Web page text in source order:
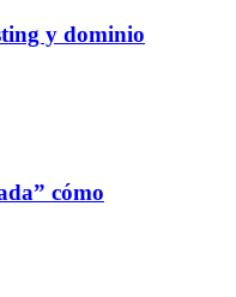
y dominio
cómo